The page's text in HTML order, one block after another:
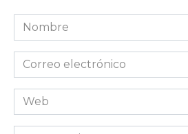
Nombre
Correo
electrónico
Web